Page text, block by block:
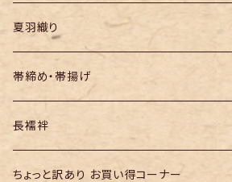
夏羽織り
帯締め・帯揚げ
長襦袢
ちょっと訳あり お買い得コーナー